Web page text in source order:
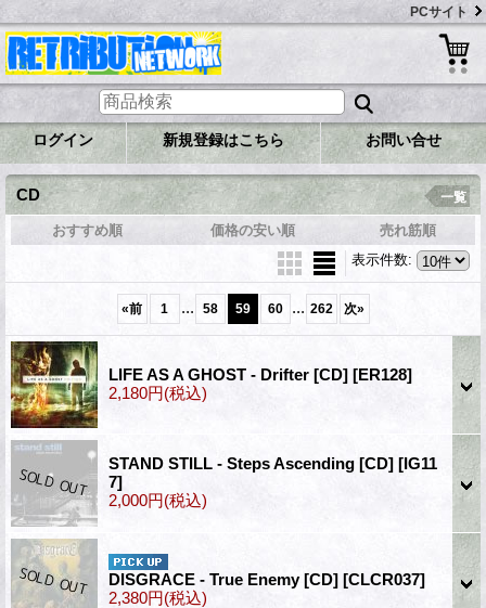
PCサイト
ログイン 新規登録はこちら お問い合せ
CD 一覧
おすすめ順 価格の安い順
売れ筋順
表示件数:
«前 1 ... 58 59 60 ... 262 次»
LIFE AS A GHOST - Drifter [CD] [ER128]
2,180円(税込)
STAND STILL - Steps Ascending [CD] [IG11
7]
2,000円(税込)
DISGRACE - True Enemy [CD] [CLCR037]
2,380円(税込)